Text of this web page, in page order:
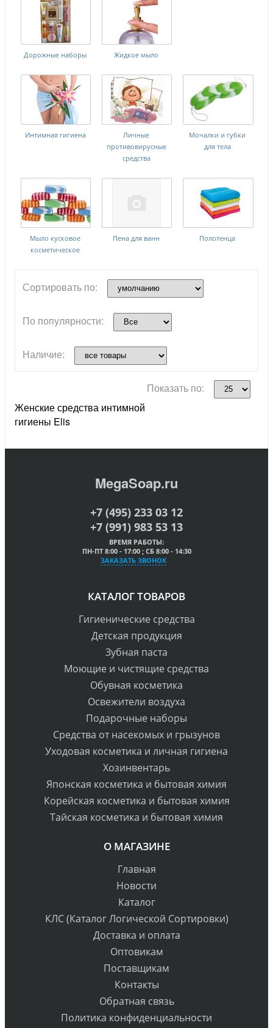
Дорожные наборы Жидкое мыло
Интимная гигиена
Личные
противовирусные
средства
Мочалки и губки
для тела
Мыло кусковое
косметическое
Пена для ванн Полотенца
Сортировать по:
По популярности:
Наличие:
Показать по:
Женские средства интимной
гигиены Elis
MegaSoap.ru
+7 (495) 233 03 12
+7 (991) 983 53 13
ВРЕМЯ РАБОТЫ:
ПН-ПТ 8:00 - 17:00 ; СБ 8:00 - 14:30
ЗАКАЗАТЬ ЗВОНОК
КАТАЛОГ ТОВАРОВ
Гигиенические средства
Детская продукция
Зубная паста
Моющие и чистящие средства
Обувная косметика
Освежители воздуха
Подарочные наборы
Средства от насекомых и грызунов
Уходовая косметика и личная гигиена
Хозинвентарь
Японская косметика и бытовая химия
Корейская косметика и бытовая химия
Тайская косметика и бытовая химия
О МАГАЗИНЕ
Главная
Новости
Каталог
КЛС (Каталог Логической Сортировки)
Доставка и оплата
Оптовикам
Поставщикам
Контакты
Обратная связь
Политика конфиденциальности